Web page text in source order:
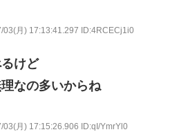
03(月) 17:13:41.297 ID:4RCECj1i0
けど
なの多いからね
03(月) 17:15:26.906 ID:qI/YmrYl0